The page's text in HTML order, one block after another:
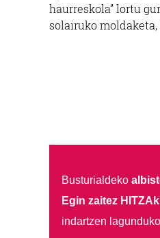
haurreskola” lortu
solairuko moldaketa,
Busturialdeko
Egin zaitez
indartzen